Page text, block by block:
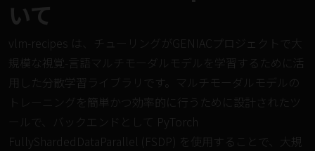
いて
vlm-recipes は、チューリングがGENIACプロジェクトで大
規模な視覚-言語マルチモーダルモデルを学習するために活
用した分散学習ライブラリです。マルチモーダルモデルの
トレーニングを簡単かつ効率的に行うために設計されたツ
ールで、バックエンドとして PyTorch
FullyShardedDataParallel (FSDP) を使用することで、大規